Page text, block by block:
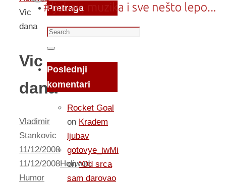
Vic
dana
Vic
dana
Vladimir
Stankovic
11/12/2008
11/12/2008Holiwud,
Humor
Pretraga
Search
for:
Search
Poslednji
komentari
Rocket Goal
on Kradem
ljubav
gotovye_iwMi
on“Od srca
sam darovao